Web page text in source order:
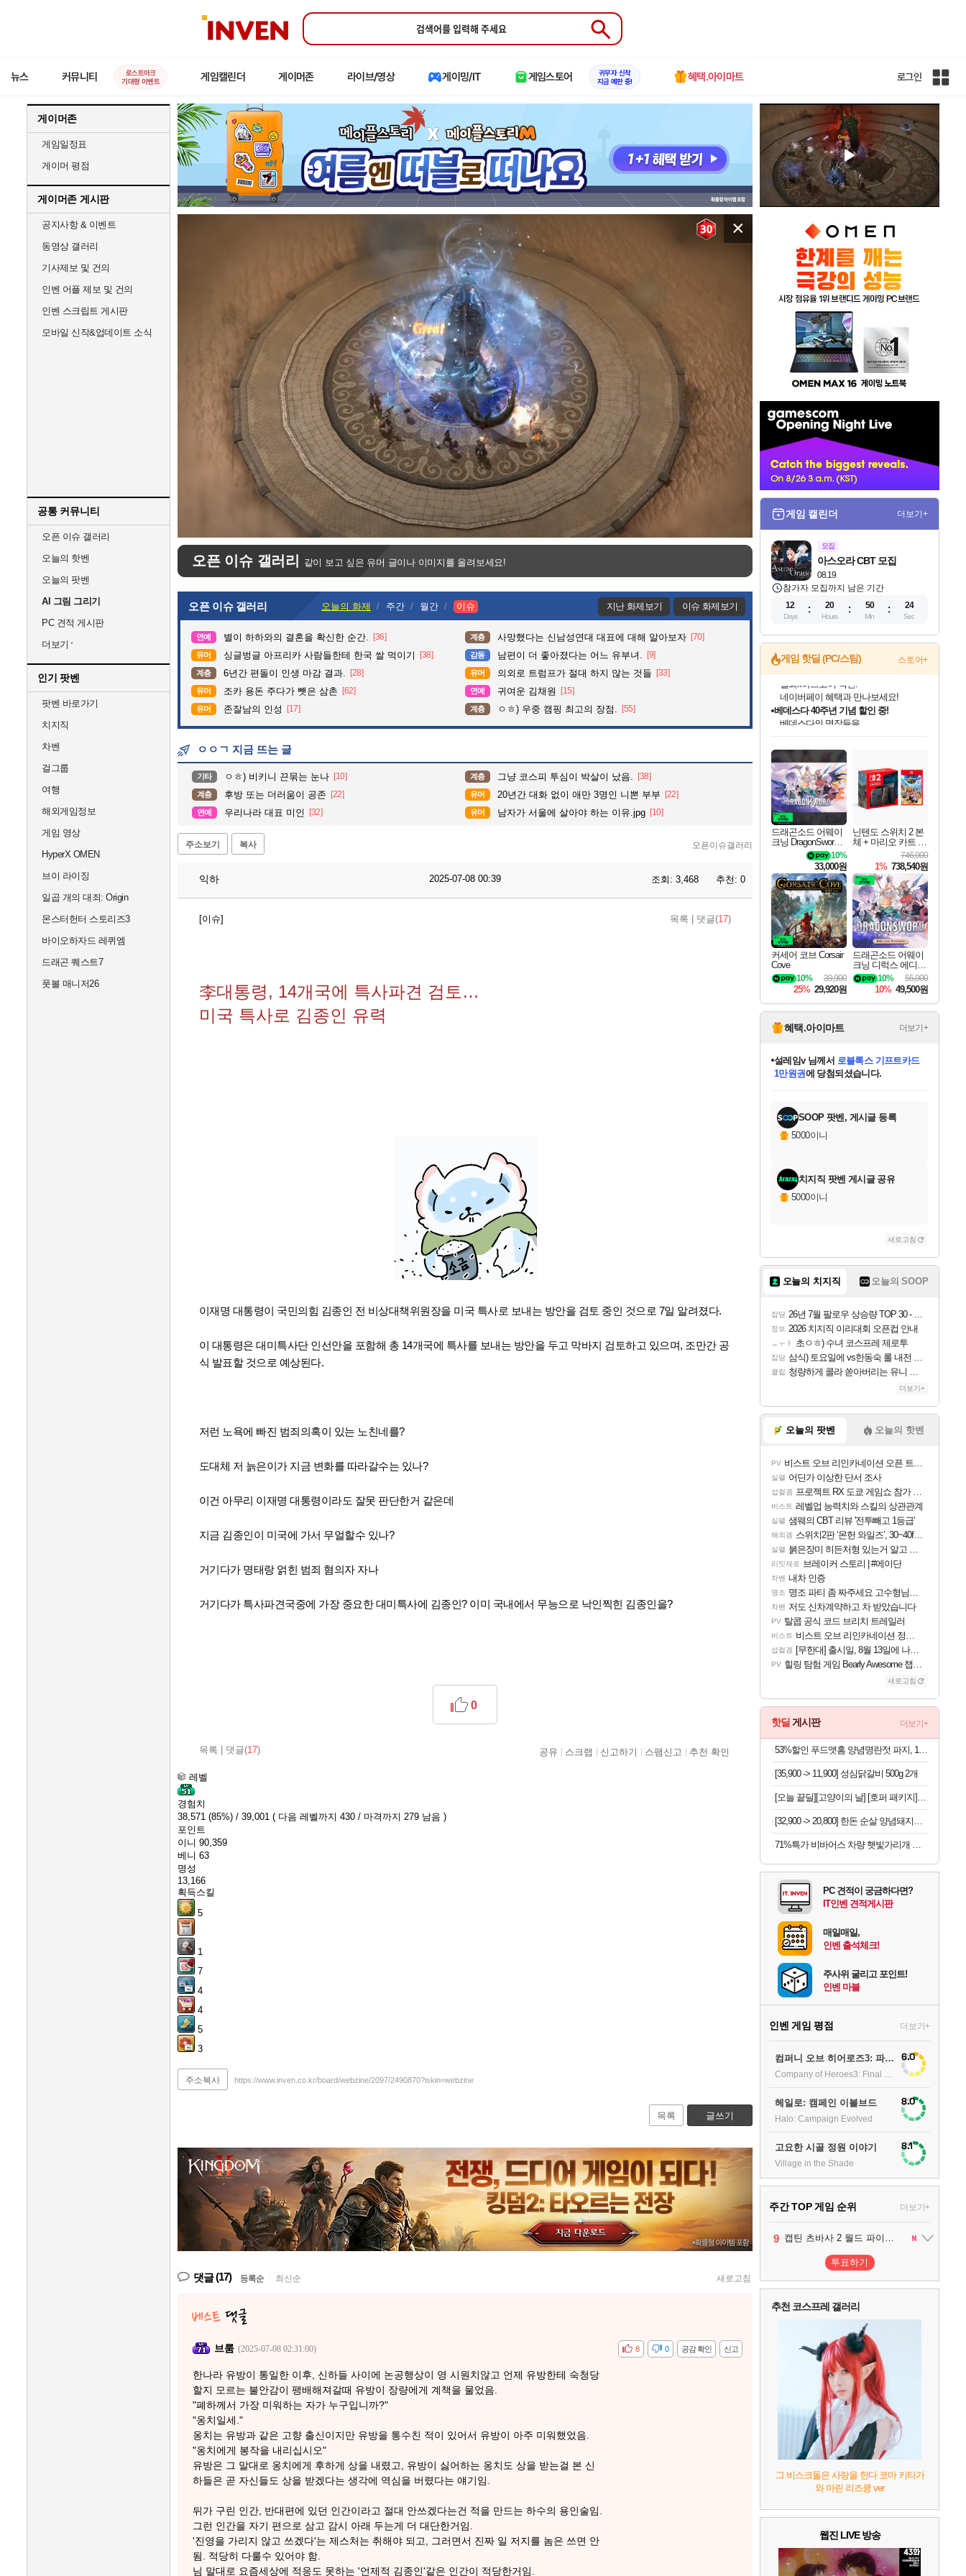
인
Submit
뉴스 커뮤니티
로스트아크
기대평 이벤트
게임캘린더 게이머존 라이브/영상 게이밍/IT 게임스토어
귀무자 신작
지금 예판 중!
혜택.아이마트 로그인
인
게이머존
게임일정표
게이머 평점
게이머존 게시판
공지사항 & 이벤트
동영상 갤러리
기사제보 및 건의
인벤 어플 제보 및 건의
인벤 스크립트 게시판
모바일 신작&업데이트 소식
공통 커뮤니티
오픈 이슈 갤러리
오늘의 핫벤
오늘의 팟벤
AI 그림 그리기
PC 견적 게시판
더보기
인기 팟벤
팟벤 바로가기
치지직
차벤
걸그룹
여행
해외게임정보
게임 영상
HyperX OMEN
브이 라이징
일곱 개의 대죄: Origin
몬스터헌터 스토리즈3
바이오하자드 레퀴엠
드래곤 퀘스트7
풋볼 매니저26
Loaded:
0%
0%
×
오픈 이슈 갤러리 같이 보고 싶은 유머 글이나 이미지를 올려보세요!
오픈 이슈 갤러리 오늘의 화제 주간 월간 이슈 지난 화제보기 이슈 화제보기
연예 별이 하하와의 결혼을 확신한 순간. [36] 계층 사망했다는 신남성연대 대표에 대해 알아보자 [70]
유머 싱글벙글 아프리카 사람들한테 한국 쌀 먹이기 [38] 감동 남편이 더 좋아졌다는 어느 유부녀. [9]
계층 6년간 편돌이 인생 마감 결과. [28] 유머 의외로 트럼프가 절대 하지 않는 것들 [33]
유머 조카 용돈 주다가 뺏은 삼촌 [62] 연예 귀여운 김채원 [15]
유머 존잘남의 인성 [17] 계층 ㅇㅎ) 우중 캠핑 최고의 장점. [55]
ㅇㅇㄱ 지금 뜨는 글
기타 ㅇㅎ) 비키니 끈묶는 눈나 [10] 계층 그냥 코스피 투심이 박살이 났음. [38]
계층 후방 또는 더러움이 공존 [22] 유머 20년간 대화 없이 애만 3명인 니뽄 부부 [22]
연예 우리나라 대표 미인 [32] 유머 남자가 서울에 살아야 하는 이유.jpg [10]
주소보기 복사 오픈이슈갤러리
익하 2025-07-08 00:39 조회: 3,468 추천: 0
[이슈] 목록 댓글(17)
李대통령, 14개국에 특사파견 검토…
미국 특사로 김종인 유력
이재명 대통령이 국민의힘 김종인 전 비상대책위원장을 미국 특사로 보내는 방안을 검토 중인 것으로 7일 알려졌다.
이 대통령은 대미특사단 인선안을 포함해 총 14개국에 특사를 보내는 방안을 두고 막바지 검토하고 있으며, 조만간 공
식 발표할 것으로 예상된다.
저런 노욕에 빠진 범죄의혹이 있는 노친네를?
도대체 저 늙은이가 지금 변화를 따라갈수는 있나?
이건 아무리 이재명 대통령이라도 잘못 판단한거 같은데
지금 김종인이 미국에 가서 무얼할수 있나?
거기다가 명태랑 얽힌 범죄 혐의자 자나
거기다가 특사파견국중에 가장 중요한 대미특사에 김종인? 이미 국내에서 무능으로 낙인찍힌 김종인을?
목록 댓글(17)
0
공유 스크랩 신고하기 스팸신고 추천 확인
레벨
경험치
38,571 (85%) / 39,001 ( 다음 레벨까지 430 / 마격까지 279 남음 )
포인트
이니 90,359
베니 63
명성
13,166
획득스킬
5
1
7
4
4
5
3
주소복사 https://www.inven.co.kr/board/webzine/2097/2490870?iskin=webzine
목록 글쓰기
댓글(17) 등록순 최신순 새로고침
브룸 (2025-07-08 02:31:00) 신고
공감 확인
비공감 0
8
한나라 유방이 통일한 이후, 신하들 사이에 논공행상이 영 시원치않고 언제 유방한테 숙청당
할지 모르는 불안감이 팽배해져갈때 유방이 장량에게 계책을 물었음.
"폐하께서 가장 미워하는 자가 누구입니까?"
"옹치일세."
옹치는 유방과 같은 고향 출신이지만 유방을 통수친 적이 있어서 유방이 아주 미워했었음.
"옹치에게 봉작을 내리십시오"
유방은 그 말대로 옹치에게 후하게 상을 내렸고, 유방이 싫어하는 옹치도 상을 받는걸 본 신
하들은 곧 자신들도 상을 받겠다는 생각에 역심을 버렸다는 얘기임.
뒤가 구린 인간, 반대편에 있던 인간이라고 절대 안쓰겠다는건 적을 만드는 하수의 용인술임.
그런 인간을 자기 편으로 삼고 감시 아래 두는게 더 대단한거임.
'진영을 가리지 않고 쓰겠다'는 제스처는 취해야 되고, 그러면서 진짜 일 저지를 놈은 쓰면 안
됨. 적당히 다룰수 있어야 함.
님 말대로 요즘세상에 적응도 못하는 '언제적 김종인'같은 인간이 적당한거임.
벤
게임 캘린더 더보기+
모집
08.19
아스오라 CBT 모집
참가자 모집까지 남은 기간
12
Days
20
Hours
50
Min
23
Sec
게임 핫딜 (PC/스팀) 스토어+
최대 90% 할인가를 만나보세요!
네이버혜택과 함께 만나보세요!
50%할인&추가 적립까지!
이니&베니 혜택까지!
네이버 혜택가와 함께 예약하세요!
할인&네이버혜택으로 만나보세요!
네이버페이 혜택과 만나보세요!
베데스다 40주년 기념 할인 중!
베데스다의 명작들을
40주년 프로모션으로 만나보세요!
네이버 포인트 혜택까지!
할인가에 만나보세요!
일부 에디션 상시 할인!
혜택으로 예약 판매 중
편안하게 충전하세요
드래곤소드 어웨이
크닝 DragonSword A
10%
33,000원
닌텐도 스위치 2 본
체 + 마리오 카트 월
746,000
1% 738,540원
커세어 코브 Corsair
Cove
39,900
10%
25% 29,920원
드래곤소드 어웨이
크닝 디럭스 에디션
DragonSword Awake
ning Deluxe Edition
55,000
10%
10% 49,500원
혜택.아이마트 더보기+
당첨되셨습니다.
당첨되셨습니다.
어느덧님께서엘든 링 밤의 통치자
디럭스 에디션 (스팀코드)에
당첨되셨습니다.
에디션 (스팀코드) 를 교환.
당첨되셨습니다.
당첨되셨습니다.
당첨되셨습니다.
당첨되셨습니다.
SOOP 팟벤, 게시글 등록
5000이니
치지직 팟벤 게시글 공유
5000이니
새로고침
오늘의 치지직 오늘의 SOOP
잡담 26년 7월 팔로우 상승량 TOP 30 - 월간 치지직
정보 2026 치지직 이리대회 오픈컵 안내
ㅗㅜㅑ 초ㅇㅎ) 수녀 코스프레 제로투
잡담 삼식) 토요일에 vs한동숙 롤 내전 예정
클립 청량하게 콜라 쏟아버리는 유니 ㅋㅋㅋ
더보기+
오늘의 팟벤 오늘의 핫벤
PV 비스트 오브 리인카네이션 오픈 트레일러
실팰 어딘가 이상한 단서 조사
섭컬겜 프로젝트 RX 도쿄 게임쇼 참가 결정
비스트 레벨업 능력치와 스킬의 상관관계
실팰 샘웨의 CBT 리뷰 '전투빼고 1등급'
해외겜 스위치2판 ‘몬헌 와일즈’, 30~40fps 목표 추정
실팰 붉은장미 히든처형 있는거 알고 있었음?
리밋제로 브레이커 스토리 | #에이단
차벤 내차 인증
명조 명조 파티 좀 짜주세요 고수형님들…
차벤 저도 신차계약하고 차 받았습니다
PV 탈콥 공식 코드 브리치 트레일러
비스트 비스트 오브 리인카네이션 정보/공략글 모음
섭컬겜 [무한대] 출시일, 8월 13일에 나오나
PV 힐링 탐험 게임 Bearly Awesome 챕터 1 트레일러
새로고침
핫딜 게시판 더보기+
53%할인 푸드앳홈 양념명란젓 파지, 1kg, 1개
[35,900 -> 11,900] 성심닭갈비 500g 2개
[오늘 끝딜][고양이의 날] [호퍼 패키지] 리터로봇4 고양이 자동 화장실(블랙) + 리터호퍼
[32,900 -> 20,800] 한돈 순살 양념돼지갈비 300g 5개
71%특가 비바어스 차량 햇빛가리개 광반사코팅 썬블록 우산, 암막블랙, 1개
PC 견적이 궁금하다면?
IT인벤 견적게시판
매일매일,
인벤 출석체크!
주사위 굴리고 포인트!
인벤 마블
인벤 게임 평점 더보기+
컴퍼니 오브 히어로즈3: 파이널 스탠드 6.0
헤일로: 캠페인 이볼브드
Halo: Campaign Evolved
8.0
고요한 시골 정원 이야기
Village in the Shade
8.1
주간 TOP 게임 순위 더보기+
1 팰월드
2 어쌔신 크리드: 블랙 플래그 리싱크드 1
3 프로야구스피리츠2026 2
4 드래곤소드 : 어웨이크닝 2
5 블라인드 삼국 1
6 그랑블루 판타지 리링크 - 엔드리스 라그나로크 1
7 리듬 천국 미라클 스타즈 2
8 헤일로: 캠페인 이볼브드 2
9 캡틴 츠바사 2 월드 파이터즈
10 레고 배트맨: 레거시 오브 더 다크 나이트
투표하기
추천 코스프레 갤러리
그 비스크돌은 사랑을 한다 코마 키타가
와 마린 리즈큥 ver
웹진 LIVE 방송